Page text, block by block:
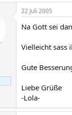
22 Juli 2005
Na Gott sei
Vielleicht sass
Gute
Liebe Grüße
-Lola-